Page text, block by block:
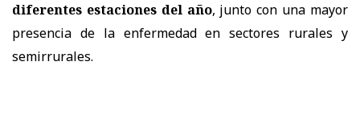
diferentes estaciones del año, junto con una mayor
presencia de la enfermedad en sectores rurales y
semirrurales.